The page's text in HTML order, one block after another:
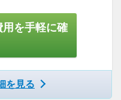
を手軽に確
を見る